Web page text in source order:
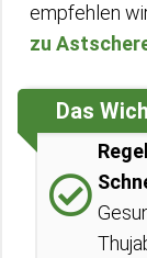
empfehlen
zu
Das